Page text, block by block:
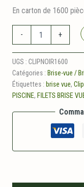
En carton de 1600
-
de
fixation
noirs
pour
filets
+
UGS : CLIPNOIR1600
Catégories : Brise-vue /
Étiquettes : brise vue,
PISCINE, FILETS BRISE